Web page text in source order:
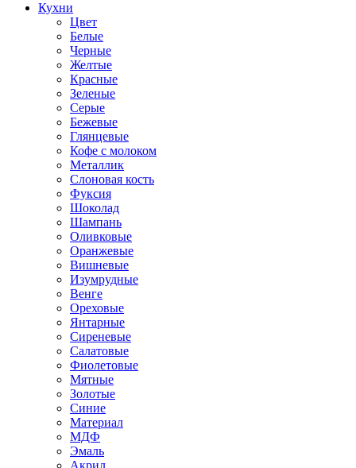
Кухни
Цвет
Белые
Черные
Желтые
Красные
Зеленые
Серые
Бежевые
Глянцевые
Кофе с молоком
Металлик
Слоновая кость
Фуксия
Шоколад
Шампань
Оливковые
Оранжевые
Вишневые
Изумрудные
Венге
Ореховые
Янтарные
Сиреневые
Салатовые
Фиолетовые
Мятные
Золотые
Синие
Материал
МДФ
Эмаль
Акрил